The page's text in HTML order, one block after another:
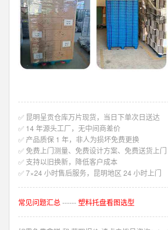
✅ 昆明呈贡仓库万片现货，当日下单次日送达
✅ 14 年源头工厂，无中间商差价
✅ 产品质保 1 年，非人为损坏免费更换
✅ 免费上门测量、免费设计方案、免费送货上门
✅ 支持以旧换新，降低客户成本
✅ 7×24 小时售后服务，昆明地区 24 小时上门
常见问题汇总------塑料托盘看图选型